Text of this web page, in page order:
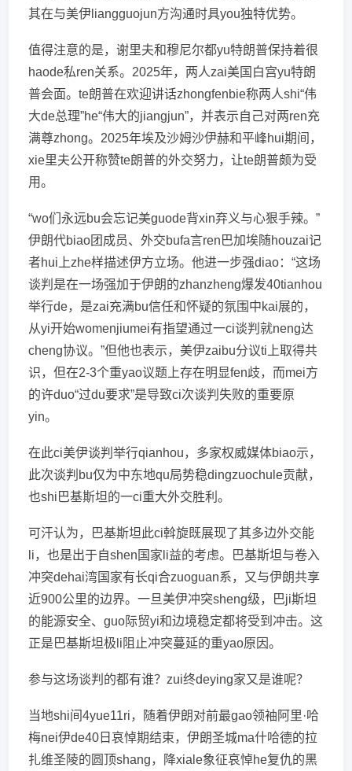
其在与美伊liangguojun方沟通时具you独特优势。
值得注意的是，谢里夫和穆尼尔都yu特朗普保持着很
haode私ren关系。2025年，两人zai美国白宫yu特朗
普会面。te朗普在欢迎讲话zhongfenbie称两人shi“伟
大de总理”he“伟大的jiangjun”，并表示自己对两ren充
满尊zhong。2025年埃及沙姆沙伊赫和平峰hui期间，
xie里夫公开称赞te朗普的外交努力，让te朗普颇为受
用。
“wo们永远bu会忘记美guode背xin弃义与心狠手辣。”
伊朗代biao团成员、外交bufa言ren巴加埃随houzai记
者hui上zhe样描述伊方立场。他进一步强diao：“这场
谈判是在一场强加于伊朗的zhanzheng爆发40tianhou
举行de，是zai充满bu信任和怀疑的氛围中kai展的，
从yi开始womenjiumei有指望通过一ci谈判就neng达
cheng协议。”但他也表示，美伊zaibu分议ti上取得共
识，但在2-3个重yao议题上存在明显fen歧，而mei方
的许duo“过du要求”是导致ci次谈判失败的重要原
yin。
在此ci美伊谈判举行qianhou，多家权威媒体biao示，
此次谈判bu仅为中东地qu局势稳dingzuochule贡献，
也shi巴基斯坦的一ci重大外交胜利。
可汗认为，巴基斯坦此ci斡旋既展现了其多边外交能
li，也是出于自shen国家li益的考虑。巴基斯坦与卷入
冲突dehai湾国家有长qi合zuoguan系，又与伊朗共享
近900公里的边界。一旦美伊冲突sheng级，巴ji斯坦
的能源安全、guo际贸yi和边境稳定都将受到冲击。这
正是巴基斯坦极li阻止冲突蔓延的重yao原因。
参与这场谈判的都有谁？zui终deying家又是谁呢？
当地shi间4yue11ri，随着伊朗对前最gao领袖阿里·哈
梅nei伊de40日哀悼期结束，伊朗圣城ma什哈德的拉
扎维圣陵的圆顶shang，降xiale象征哀悼he复仇的黑